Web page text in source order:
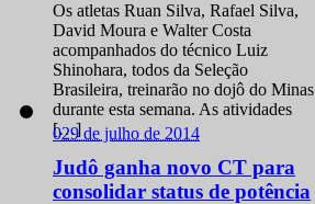
Os atletas Ruan Silva, Rafael Silva,
David Moura e Walter Costa
acompanhados do técnico Luiz
Shinohara, todos da Seleção
Brasileira, treinarão no dojô do Minas
durante esta semana. As atividades
[…]
029 de julho de 2014
Judô ganha novo CT para
consolidar status de potência